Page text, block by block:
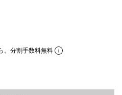
。分割手数料無料